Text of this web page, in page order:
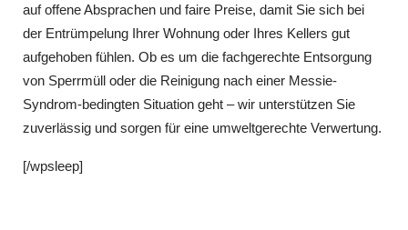
auf offene Absprachen und faire Preise, damit Sie sich bei
der Entrümpelung Ihrer Wohnung oder Ihres Kellers gut
aufgehoben fühlen. Ob es um die fachgerechte Entsorgung
von Sperrmüll oder die Reinigung nach einer Messie-
Syndrom-bedingten Situation geht – wir unterstützen Sie
zuverlässig und sorgen für eine umweltgerechte Verwertung.
[/wpsleep]